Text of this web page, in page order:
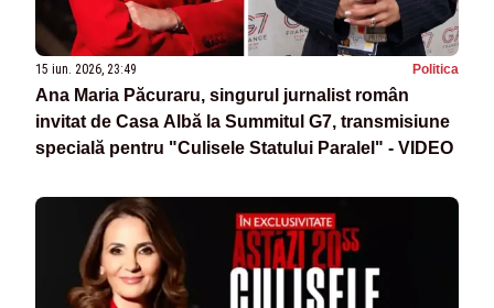
15 iun. 2026, 23:49 Politica
Ana Maria Păcuraru, singurul jurnalist român
invitat de Casa Albă la Summitul G7, transmisiune
specială pentru "Culisele Statului Paralel" - VIDEO